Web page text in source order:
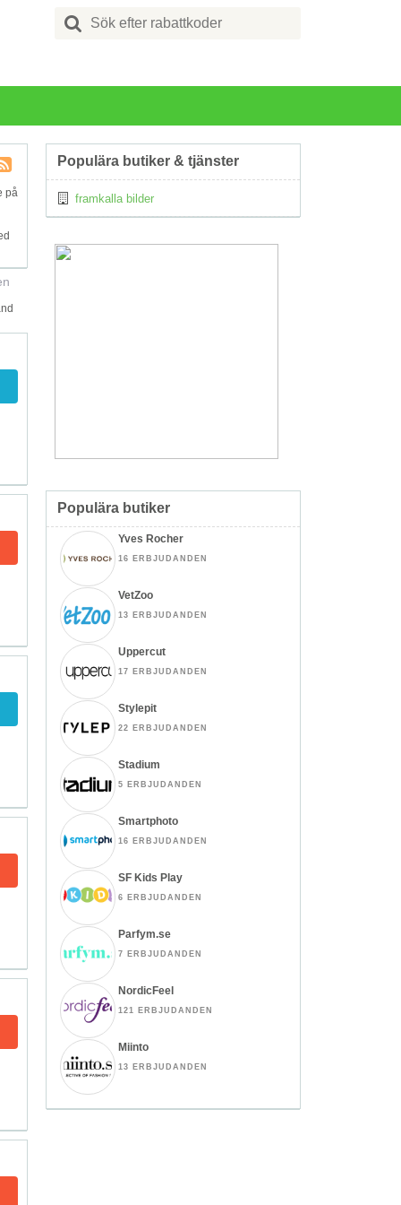
Search
for:
Kupong
på
Populära butiker & tjänster
framkalla bilder
Populära butiker
Yves Rocher
16 ERBJUDANDEN
VetZoo
13 ERBJUDANDEN
Uppercut
17 ERBJUDANDEN
Stylepit
22 ERBJUDANDEN
Stadium
5 ERBJUDANDEN
Smartphoto
16 ERBJUDANDEN
SF Kids Play
6 ERBJUDANDEN
Parfym.se
7 ERBJUDANDEN
NordicFeel
121 ERBJUDANDEN
Miinto
13 ERBJUDANDEN